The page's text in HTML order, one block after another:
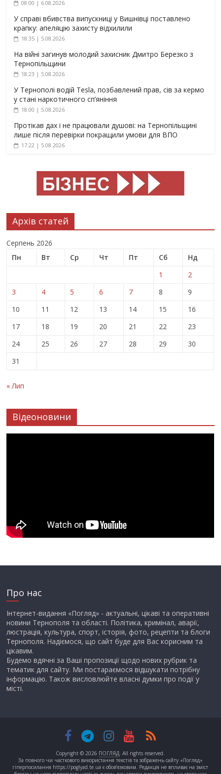
08:00 | 6.08.2026
У справі вбивства випускниці у Вишнівці поставлено
крапку: апеляцію захисту відхилили
18:35 | 5.08.2026
На війні загинув молодий захисник Дмитро Березко з
Тернопільщини
18:23 | 5.08.2026
У Тернополі водій Tesla, позбавлений прав, сів за кермо
у стані наркотичного сп’яніння
18:00 | 5.08.2026
Протікав дах і не працювали душові: на Тернопільщині
лише після перевірки покращили умови для ВПО
17:22 | 5.08.2026
Архів статей
Серпень 2026
Пн
Вт Ср Чт Пт Сб
Нд
1
2
3
4 5 6 7 8
9
10
11 12 13 14 15
16
17
18 19 20 21 22
23
24
25 26 27 28 29
30
31
« Лип
Відеоновини
Про нас
Інтернет-видання «Погляд» - актуальні, цікаві та оперативні
новини Тернополя та області. Політика, кримінал, аварії,
люстрація, культура, спорт, історія, фото, рецепти та блоги
Тернополя. Надіємося, що сайт буде для Вас корисним та
цікавим.
Будемо вдячні за Ваші пропозиції щодо нових рубрик та
тематик для сайту. Ми постараємося відшукати потрібну
інформацію. Також висловлюйте власні думки про події у
місті.
Copyright © 2026 ПОГЛЯД . All rights reserved.
За повного чи часткового використання текстів та зображень сайту «Погляд»
гіперпосилання https://poglyad.te.ua є обов’язковим. Редакція не впливає на зміст